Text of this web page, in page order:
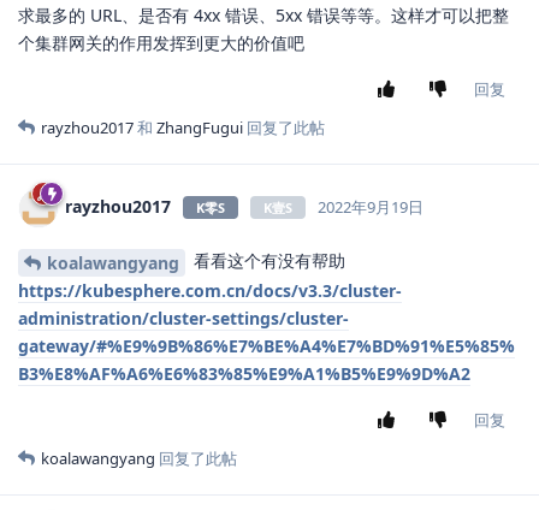
求最多的 URL、是否有 4xx 错误、5xx 错误等等。这样才可以把整
个集群网关的作用发挥到更大的价值吧
回复
rayzhou2017和 ZhangFugui 回复了此帖
rayzhou2017 K零S K壹S 2022年9月19日
koalawangyang
看看这个有没有帮助
https://kubesphere.com.cn/docs/v3.3/cluster-
administration/cluster-settings/cluster-
gateway/#%E9%9B%86%E7%BE%A4%E7%BD%91%E5%85%
B3%E8%AF%A6%E6%83%85%E9%A1%B5%E9%9D%A2
回复
koalawangyang 回复了此帖